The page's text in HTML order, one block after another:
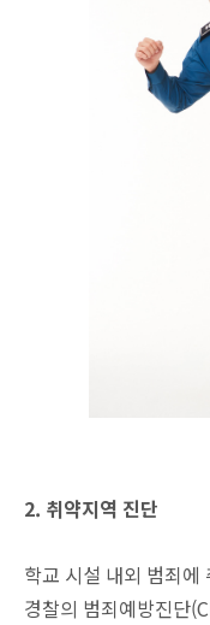
2. 취약지역 진단
학교 시설 내외 범죄에
경찰의 범죄예방진단